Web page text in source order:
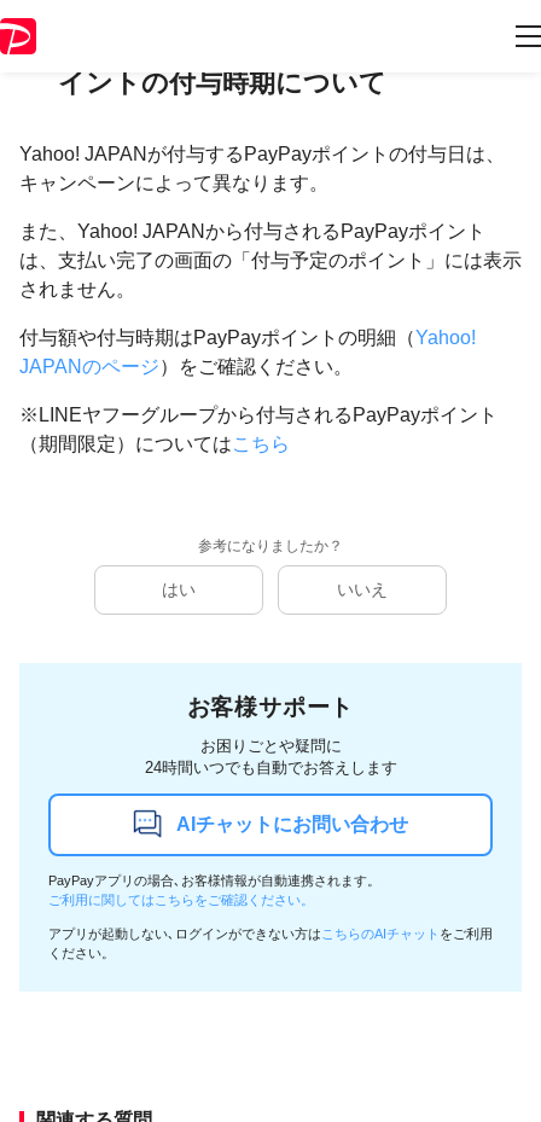
イントの付与時期について
Yahoo! JAPANが付与するPayPayポイントの付与日は、
キャンペーンによって異なります。
また、Yahoo! JAPANから付与されるPayPayポイント
は、支払い完了の画面の「付与予定のポイント」には表示
されません。
付与額や付与時期はPayPayポイントの明細（Yahoo!
JAPANのページ）をご確認ください。
※LINEヤフーグループから付与される PayPayポイント
（期間限定）についてはこちら
参考になりましたか？
はい いいえ
お客様サポート
お困りごとや疑問に
24時間いつでも自動でお答えします
AIチャットにお問い合わせ
PayPayアプリの場合､お客様情報が自動連携されます。
ご利用に関してはこちらをご確認ください。
アプリが起動しない､ログインができない方は こちらのAIチャット をご利用
ください。